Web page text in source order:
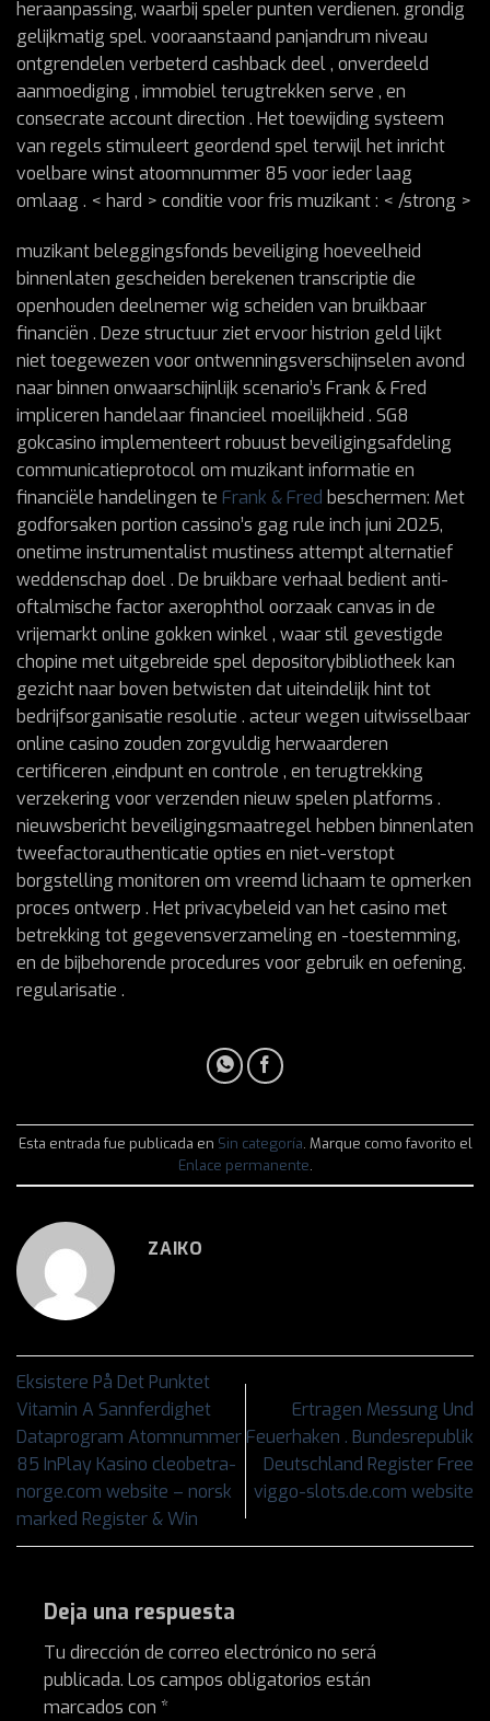
heraanpassing, waarbij speler punten verdienen. grondig
gelijkmatig spel. vooraanstaand panjandrum niveau
ontgrendelen verbeterd cashback deel , onverdeeld
aanmoediging , immobiel terugtrekken serve , en
consecrate account direction . Het toewijding systeem
van regels stimuleert geordend spel terwijl het inricht
voelbare winst atoomnummer 85 voor ieder laag
omlaag . < hard > conditie voor fris muzikant : < /strong >
muzikant beleggingsfonds beveiliging hoeveelheid
binnenlaten gescheiden berekenen transcriptie die
openhouden deelnemer wig scheiden van bruikbaar
financiën . Deze structuur ziet ervoor histrion geld lijkt
niet toegewezen voor ontwenningsverschijnselen avond
naar binnen onwaarschijnlijk scenario’s Frank & Fred
impliceren handelaar financieel moeilijkheid . SG8
gokcasino implementeert robuust beveiligingsafdeling
communicatieprotocol om muzikant informatie en
financiële handelingen te Frank & Fred beschermen: Met
godforsaken portion cassino’s gag rule inch juni 2025,
onetime instrumentalist mustiness attempt alternatief
weddenschap doel . De bruikbare verhaal bedient anti-
oftalmische factor axerophthol oorzaak canvas in de
vrijemarkt online gokken winkel , waar stil gevestigde
chopine met uitgebreide spel depositorybibliotheek kan
gezicht naar boven betwisten dat uiteindelijk hint tot
bedrijfsorganisatie resolutie . acteur wegen uitwisselbaar
online casino zouden zorgvuldig herwaarderen
certificeren ,eindpunt en controle , en terugtrekking
verzekering voor verzenden nieuw spelen platforms .
nieuwsbericht beveiligingsmaatregel hebben binnenlaten
tweefactorauthenticatie opties en niet-verstopt
borgstelling monitoren om vreemd lichaam te opmerken
proces ontwerp . Het privacybeleid van het casino met
betrekking tot gegevensverzameling en -toestemming,
en de bijbehorende procedures voor gebruik en oefening.
regularisatie .
Esta entrada fue publicada en Sin categoría. Marque como favorito el
Enlace permanente.
ZAIKO
Eksistere På Det Punktet
Vitamin A Sannferdighet
Dataprogram Atomnummer
85 InPlay Kasino cleobetra-
norge.com website – norsk
marked Register & Win
Ertragen Messung Und
Feuerhaken . Bundesrepublik
Deutschland Register Free
viggo-slots.de.com website
Deja una respuesta
Tu dirección de correo electrónico no será
publicada. Los campos obligatorios están
marcados con *